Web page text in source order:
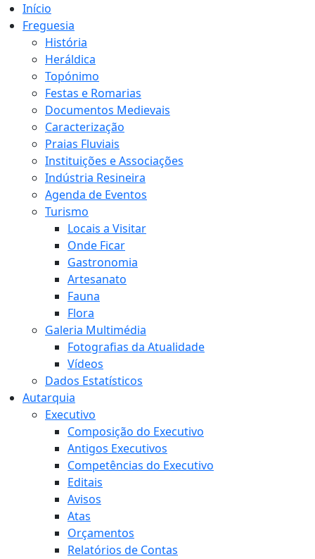
Início
Freguesia
História
Heráldica
Topónimo
Festas e Romarias
Documentos Medievais
Caracterização
Praias Fluviais
Instituições e Associações
Indústria Resineira
Agenda de Eventos
Turismo
Locais a Visitar
Onde Ficar
Gastronomia
Artesanato
Fauna
Flora
Galeria Multimédia
Fotografias da Atualidade
Vídeos
Dados Estatísticos
Autarquia
Executivo
Composição do Executivo
Antigos Executivos
Competências do Executivo
Editais
Avisos
Atas
Orçamentos
Relatórios de Contas